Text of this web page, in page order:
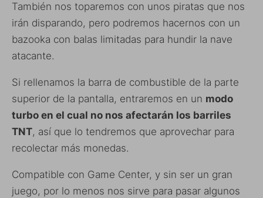
También nos toparemos con unos piratas que nos
irán disparando, pero podremos hacernos con un
bazooka con balas limitadas para hundir la nave
atacante.
Si rellenamos la barra de combustible de la parte
superior de la pantalla, entraremos en un modo
turbo en el cual no nos afectarán los barriles
TNT, así que lo tendremos que aprovechar para
recolectar más monedas.
Compatible con Game Center, y sin ser un gran
juego, por lo menos nos sirve para pasar algunos